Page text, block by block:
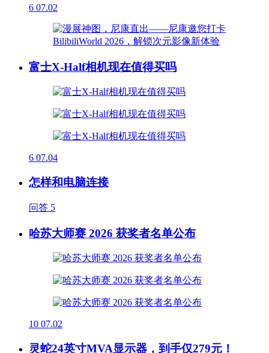
6 07.02
富士X-Half相机现在值得买吗
6 07.04
怎样和电脑连接
问答 5
哈苏大师赛 2026 获奖者名单公布
10 07.02
灵蛇24英寸MVA显示器，到手仅279元！